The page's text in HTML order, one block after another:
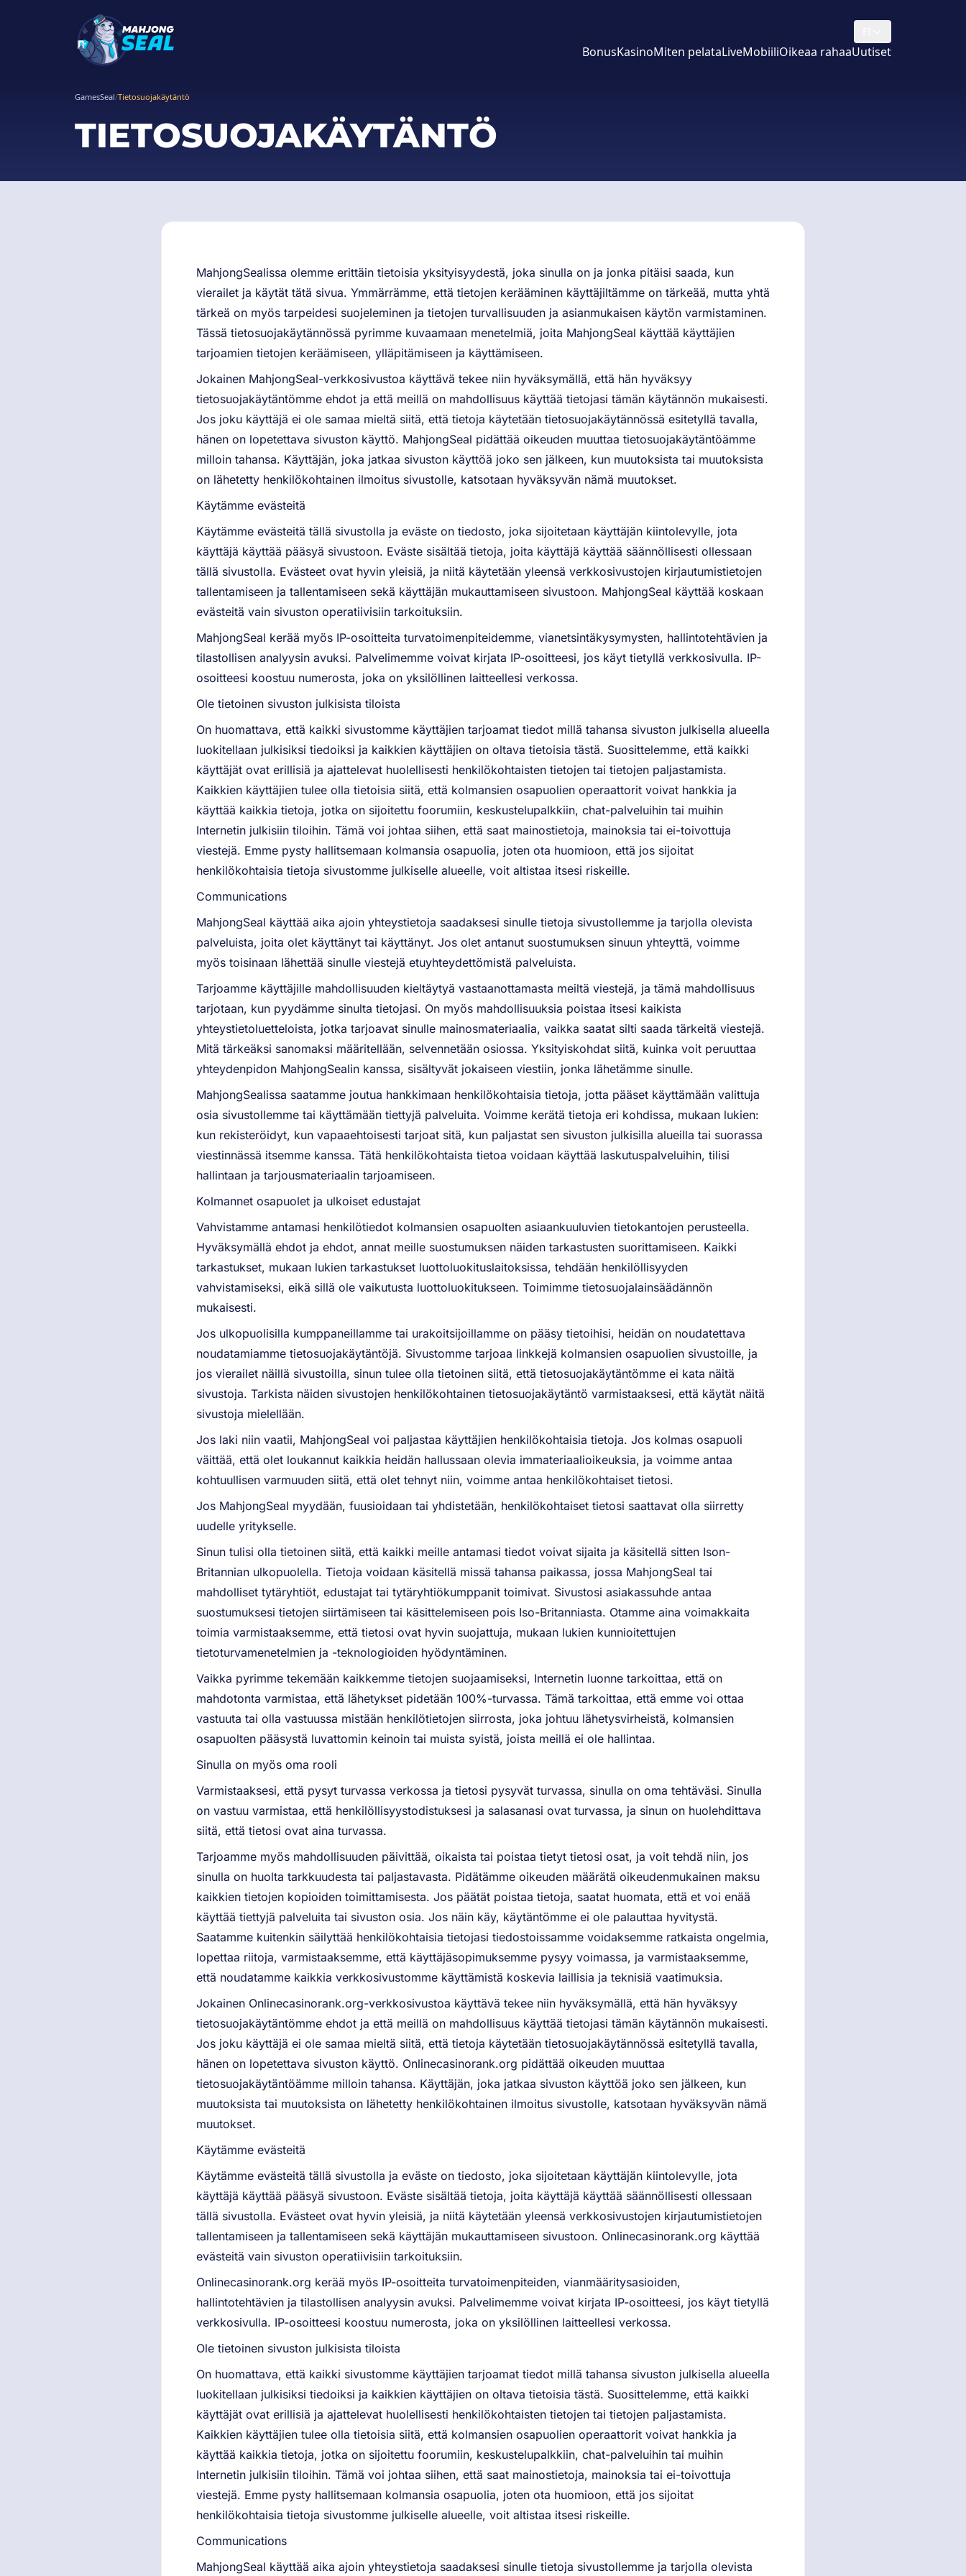
BonusKasinoMiten pelataLiveMobiiliOikeaa rahaaUutiset
GamesSeal/Tietosuojakäytäntö
TIETOSUOJAKÄYTÄNTÖ
MahjongSealissa olemme erittäin tietoisia yksityisyydestä, joka sinulla on ja jonka pitäisi saada, kun
vierailet ja käytät tätä sivua. Ymmärrämme, että tietojen kerääminen käyttäjiltämme on tärkeää, mutta yhtä
tärkeä on myös tarpeidesi suojeleminen ja tietojen turvallisuuden ja asianmukaisen käytön varmistaminen.
Tässä tietosuojakäytännössä pyrimme kuvaamaan menetelmiä, joita MahjongSeal käyttää käyttäjien
tarjoamien tietojen keräämiseen, ylläpitämiseen ja käyttämiseen.
Jokainen MahjongSeal-verkkosivustoa käyttävä tekee niin hyväksymällä, että hän hyväksyy
tietosuojakäytäntömme ehdot ja että meillä on mahdollisuus käyttää tietojasi tämän käytännön mukaisesti.
Jos joku käyttäjä ei ole samaa mieltä siitä, että tietoja käytetään tietosuojakäytännössä esitetyllä tavalla,
hänen on lopetettava sivuston käyttö. MahjongSeal pidättää oikeuden muuttaa tietosuojakäytäntöämme
milloin tahansa. Käyttäjän, joka jatkaa sivuston käyttöä joko sen jälkeen, kun muutoksista tai muutoksista
on lähetetty henkilökohtainen ilmoitus sivustolle, katsotaan hyväksyvän nämä muutokset.
Käytämme evästeitä
Käytämme evästeitä tällä sivustolla ja eväste on tiedosto, joka sijoitetaan käyttäjän kiintolevylle, jota
käyttäjä käyttää pääsyä sivustoon. Eväste sisältää tietoja, joita käyttäjä käyttää säännöllisesti ollessaan
tällä sivustolla. Evästeet ovat hyvin yleisiä, ja niitä käytetään yleensä verkkosivustojen kirjautumistietojen
tallentamiseen ja tallentamiseen sekä käyttäjän mukauttamiseen sivustoon. MahjongSeal käyttää koskaan
evästeitä vain sivuston operatiivisiin tarkoituksiin.
MahjongSeal kerää myös IP-osoitteita turvatoimenpiteidemme, vianetsintäkysymysten, hallintotehtävien ja
tilastollisen analyysin avuksi. Palvelimemme voivat kirjata IP-osoitteesi, jos käyt tietyllä verkkosivulla. IP-
osoitteesi koostuu numerosta, joka on yksilöllinen laitteellesi verkossa.
Ole tietoinen sivuston julkisista tiloista
On huomattava, että kaikki sivustomme käyttäjien tarjoamat tiedot millä tahansa sivuston julkisella alueella
luokitellaan julkisiksi tiedoiksi ja kaikkien käyttäjien on oltava tietoisia tästä. Suosittelemme, että kaikki
käyttäjät ovat erillisiä ja ajattelevat huolellisesti henkilökohtaisten tietojen tai tietojen paljastamista.
Kaikkien käyttäjien tulee olla tietoisia siitä, että kolmansien osapuolien operaattorit voivat hankkia ja
käyttää kaikkia tietoja, jotka on sijoitettu foorumiin, keskustelupalkkiin, chat-palveluihin tai muihin
Internetin julkisiin tiloihin. Tämä voi johtaa siihen, että saat mainostietoja, mainoksia tai ei-toivottuja
viestejä. Emme pysty hallitsemaan kolmansia osapuolia, joten ota huomioon, että jos sijoitat
henkilökohtaisia tietoja sivustomme julkiselle alueelle, voit altistaa itsesi riskeille.
Communications
MahjongSeal käyttää aika ajoin yhteystietoja saadaksesi sinulle tietoja sivustollemme ja tarjolla olevista
palveluista, joita olet käyttänyt tai käyttänyt. Jos olet antanut suostumuksen sinuun yhteyttä, voimme
myös toisinaan lähettää sinulle viestejä etuyhteydettömistä palveluista.
Tarjoamme käyttäjille mahdollisuuden kieltäytyä vastaanottamasta meiltä viestejä, ja tämä mahdollisuus
tarjotaan, kun pyydämme sinulta tietojasi. On myös mahdollisuuksia poistaa itsesi kaikista
yhteystietoluetteloista, jotka tarjoavat sinulle mainosmateriaalia, vaikka saatat silti saada tärkeitä viestejä.
Mitä tärkeäksi sanomaksi määritellään, selvennetään osiossa. Yksityiskohdat siitä, kuinka voit peruuttaa
yhteydenpidon MahjongSealin kanssa, sisältyvät jokaiseen viestiin, jonka lähetämme sinulle.
MahjongSealissa saatamme joutua hankkimaan henkilökohtaisia tietoja, jotta pääset käyttämään valittuja
osia sivustollemme tai käyttämään tiettyjä palveluita. Voimme kerätä tietoja eri kohdissa, mukaan lukien:
kun rekisteröidyt, kun vapaaehtoisesti tarjoat sitä, kun paljastat sen sivuston julkisilla alueilla tai suorassa
viestinnässä itsemme kanssa. Tätä henkilökohtaista tietoa voidaan käyttää laskutuspalveluihin, tilisi
hallintaan ja tarjousmateriaalin tarjoamiseen.
Kolmannet osapuolet ja ulkoiset edustajat
Vahvistamme antamasi henkilötiedot kolmansien osapuolten asiaankuuluvien tietokantojen perusteella.
Hyväksymällä ehdot ja ehdot, annat meille suostumuksen näiden tarkastusten suorittamiseen. Kaikki
tarkastukset, mukaan lukien tarkastukset luottoluokituslaitoksissa, tehdään henkilöllisyyden
vahvistamiseksi, eikä sillä ole vaikutusta luottoluokitukseen. Toimimme tietosuojalainsäädännön
mukaisesti.
Jos ulkopuolisilla kumppaneillamme tai urakoitsijoillamme on pääsy tietoihisi, heidän on noudatettava
noudatamiamme tietosuojakäytäntöjä. Sivustomme tarjoaa linkkejä kolmansien osapuolien sivustoille, ja
jos vierailet näillä sivustoilla, sinun tulee olla tietoinen siitä, että tietosuojakäytäntömme ei kata näitä
sivustoja. Tarkista näiden sivustojen henkilökohtainen tietosuojakäytäntö varmistaaksesi, että käytät näitä
sivustoja mielellään.
Jos laki niin vaatii, MahjongSeal voi paljastaa käyttäjien henkilökohtaisia tietoja. Jos kolmas osapuoli
väittää, että olet loukannut kaikkia heidän hallussaan olevia immateriaalioikeuksia, ja voimme antaa
kohtuullisen varmuuden siitä, että olet tehnyt niin, voimme antaa henkilökohtaiset tietosi.
Jos MahjongSeal myydään, fuusioidaan tai yhdistetään, henkilökohtaiset tietosi saattavat olla siirretty
uudelle yritykselle.
Sinun tulisi olla tietoinen siitä, että kaikki meille antamasi tiedot voivat sijaita ja käsitellä sitten Ison-
Britannian ulkopuolella. Tietoja voidaan käsitellä missä tahansa paikassa, jossa MahjongSeal tai
mahdolliset tytäryhtiöt, edustajat tai tytäryhtiökumppanit toimivat. Sivustosi asiakassuhde antaa
suostumuksesi tietojen siirtämiseen tai käsittelemiseen pois Iso-Britanniasta. Otamme aina voimakkaita
toimia varmistaaksemme, että tietosi ovat hyvin suojattuja, mukaan lukien kunnioitettujen
tietoturvamenetelmien ja -teknologioiden hyödyntäminen.
Vaikka pyrimme tekemään kaikkemme tietojen suojaamiseksi, Internetin luonne tarkoittaa, että on
mahdotonta varmistaa, että lähetykset pidetään 100%-turvassa. Tämä tarkoittaa, että emme voi ottaa
vastuuta tai olla vastuussa mistään henkilötietojen siirrosta, joka johtuu lähetysvirheistä, kolmansien
osapuolten pääsystä luvattomin keinoin tai muista syistä, joista meillä ei ole hallintaa.
Sinulla on myös oma rooli
Varmistaaksesi, että pysyt turvassa verkossa ja tietosi pysyvät turvassa, sinulla on oma tehtäväsi. Sinulla
on vastuu varmistaa, että henkilöllisyystodistuksesi ja salasanasi ovat turvassa, ja sinun on huolehdittava
siitä, että tietosi ovat aina turvassa.
Tarjoamme myös mahdollisuuden päivittää, oikaista tai poistaa tietyt tietosi osat, ja voit tehdä niin, jos
sinulla on huolta tarkkuudesta tai paljastavasta. Pidätämme oikeuden määrätä oikeudenmukainen maksu
kaikkien tietojen kopioiden toimittamisesta. Jos päätät poistaa tietoja, saatat huomata, että et voi enää
käyttää tiettyjä palveluita tai sivuston osia. Jos näin käy, käytäntömme ei ole palauttaa hyvitystä.
Saatamme kuitenkin säilyttää henkilökohtaisia tietojasi tiedostoissamme voidaksemme ratkaista ongelmia,
lopettaa riitoja, varmistaaksemme, että käyttäjäsopimuksemme pysyy voimassa, ja varmistaaksemme,
että noudatamme kaikkia verkkosivustomme käyttämistä koskevia laillisia ja teknisiä vaatimuksia.
Jokainen Onlinecasinorank.org-verkkosivustoa käyttävä tekee niin hyväksymällä, että hän hyväksyy
tietosuojakäytäntömme ehdot ja että meillä on mahdollisuus käyttää tietojasi tämän käytännön mukaisesti.
Jos joku käyttäjä ei ole samaa mieltä siitä, että tietoja käytetään tietosuojakäytännössä esitetyllä tavalla,
hänen on lopetettava sivuston käyttö. Onlinecasinorank.org pidättää oikeuden muuttaa
tietosuojakäytäntöämme milloin tahansa. Käyttäjän, joka jatkaa sivuston käyttöä joko sen jälkeen, kun
muutoksista tai muutoksista on lähetetty henkilökohtainen ilmoitus sivustolle, katsotaan hyväksyvän nämä
muutokset.
Käytämme evästeitä
Käytämme evästeitä tällä sivustolla ja eväste on tiedosto, joka sijoitetaan käyttäjän kiintolevylle, jota
käyttäjä käyttää pääsyä sivustoon. Eväste sisältää tietoja, joita käyttäjä käyttää säännöllisesti ollessaan
tällä sivustolla. Evästeet ovat hyvin yleisiä, ja niitä käytetään yleensä verkkosivustojen kirjautumistietojen
tallentamiseen ja tallentamiseen sekä käyttäjän mukauttamiseen sivustoon. Onlinecasinorank.org käyttää
evästeitä vain sivuston operatiivisiin tarkoituksiin.
Onlinecasinorank.org kerää myös IP-osoitteita turvatoimenpiteiden, vianmääritysasioiden,
hallintotehtävien ja tilastollisen analyysin avuksi. Palvelimemme voivat kirjata IP-osoitteesi, jos käyt tietyllä
verkkosivulla. IP-osoitteesi koostuu numerosta, joka on yksilöllinen laitteellesi verkossa.
Ole tietoinen sivuston julkisista tiloista
On huomattava, että kaikki sivustomme käyttäjien tarjoamat tiedot millä tahansa sivuston julkisella alueella
luokitellaan julkisiksi tiedoiksi ja kaikkien käyttäjien on oltava tietoisia tästä. Suosittelemme, että kaikki
käyttäjät ovat erillisiä ja ajattelevat huolellisesti henkilökohtaisten tietojen tai tietojen paljastamista.
Kaikkien käyttäjien tulee olla tietoisia siitä, että kolmansien osapuolien operaattorit voivat hankkia ja
käyttää kaikkia tietoja, jotka on sijoitettu foorumiin, keskustelupalkkiin, chat-palveluihin tai muihin
Internetin julkisiin tiloihin. Tämä voi johtaa siihen, että saat mainostietoja, mainoksia tai ei-toivottuja
viestejä. Emme pysty hallitsemaan kolmansia osapuolia, joten ota huomioon, että jos sijoitat
henkilökohtaisia tietoja sivustomme julkiselle alueelle, voit altistaa itsesi riskeille.
Communications
MahjongSeal käyttää aika ajoin yhteystietoja saadaksesi sinulle tietoja sivustollemme ja tarjolla olevista